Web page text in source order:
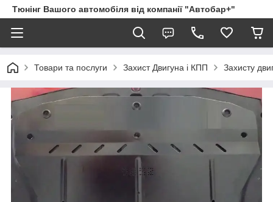
Тюнінг Вашого автомобіля від компанії "Автобар+"
Товари та послуги Захист Двигуна і КПП Захисту